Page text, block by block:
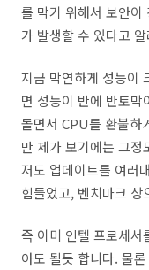
를 막기 위해서 보안이
가 발생할 수 있다고
지금 막연하게 성능이
면 성능이 반에 반토막
돌면서 CPU를 환불하
만 제가 보기에는 그정
저도 업데이트를 여러
힘들었고, 벤치마크 상
즉 이미 인텔 프로세서
아도 될듯 합니다. 물